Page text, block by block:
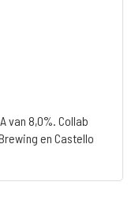
van 8,0%. Collab
en Castello